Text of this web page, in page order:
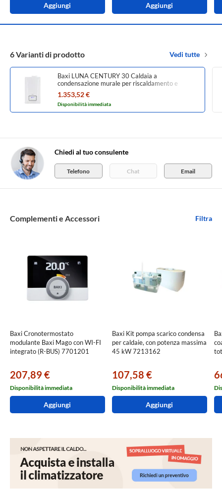
Aggiungi Aggiungi
6 Varianti di prodotto Vedi tutte
Baxi LUNA CENTURY 30 Caldaia a
condensazione murale per riscaldamento e
produzione istantanea di ACS A7870638
1.353,52 €
Disponibilità immediata
Complementi e Accessori Filtra
Baxi Cronotermostato
modulante Baxi Mago con WI-FI
integrato (R-BUS) 7701201
207,89 €
Disponibilità immediata
Aggiungi
Baxi Kit pompa scarico condensa
per caldaie, con potenza massima
45 kW 7213162
107,58 €
Disponibilità immediata
Aggiungi
Chiedi al tuo consulente
Telefono Chat Email